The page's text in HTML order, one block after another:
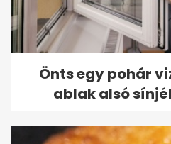
Önts egy pohár
ablak alsó